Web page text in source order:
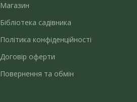
Магазин
Бібліотека садівника
Політика конфіденційності
Договір оферти
Повернення та обмін